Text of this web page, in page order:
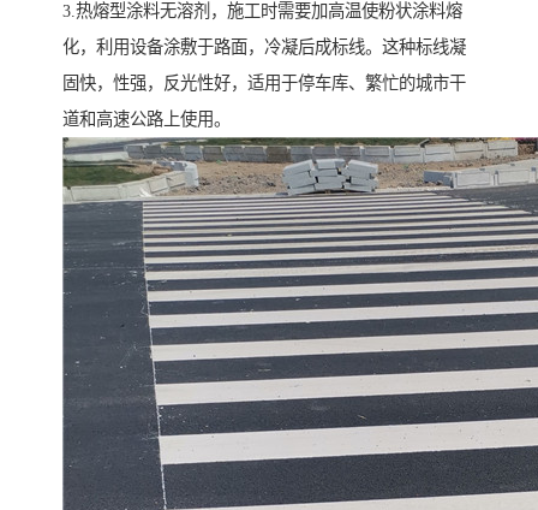
3.热熔型涂料无溶剂，施工时需要加高温使粉状涂料熔
化，利用设备涂敷于路面，冷凝后成标线。这种标线凝
固快，性强，反光性好，适用于停车库、繁忙的城市干
道和高速公路上使用。